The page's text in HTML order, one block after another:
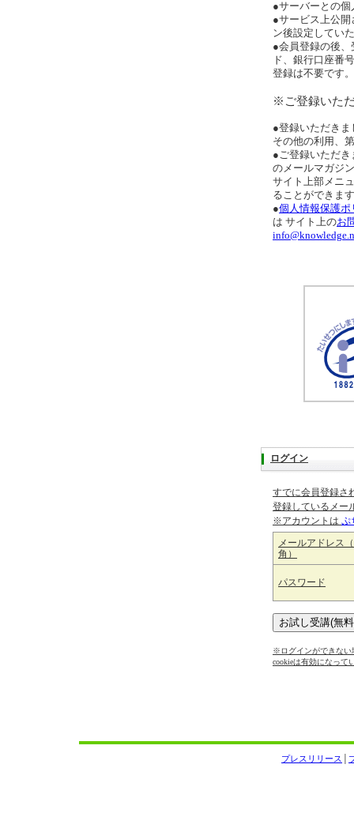
●サーバーとの個
●サービス上公
ン後設定してい
●会員登録の後
ド、銀行口座番
登録は不要です。
※ご登録いた
●登録いただき
その他の利用、
●ご登録いただ
のメールマガジ
サイト上部メニ
ることができま
●個人情報保護ポ
は サイト上のお
ログイン
すでに会員登録さ
登録しているメー
※アカウントは ぷ
メールアドレス
角）
パスワード
※ログインができない
cookieは有効になって
プレスリリース